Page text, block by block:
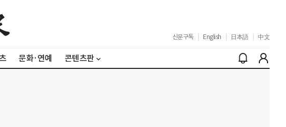
신문구독 English 日本語 中文
문화·연예 콘텐츠판